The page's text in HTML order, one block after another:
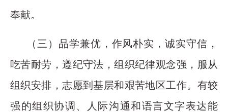
奉献。
（三）品学兼优，作风朴实，诚实守信，
吃苦耐劳，遵纪守法，组织纪律观念强，服从
组织安排，志愿到基层和艰苦地区工作。有较
强的组织协调、人际沟通和语言文字表达能